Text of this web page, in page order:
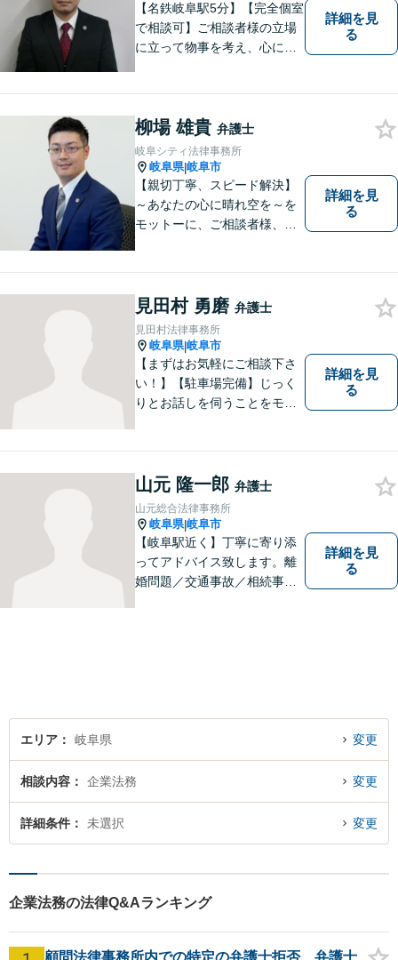
【名鉄岐阜駅5分】【完全個室
で相談可】ご相談者様の立場
に立って物事を考え、心に寄
決への第一歩です。小さな問
題から大きな問題まで、お気
軽にご相談ください。
詳細を見
る
柳場 雄貴 弁護士
岐阜シティ法律事務所
岐阜県|岐阜市
【親切丁寧、スピード解決】
～あなたの心に晴れ空を～を
モットーに、ご相談者様、依
お気軽にご相談下さい。
詳細を見
る
見田村 勇磨 弁護士
見田村法律事務所
岐阜県|岐阜市
【まずはお気軽にご相談下さ
い！】【駐車場完備】じっく
りとお話しを伺うことをモッ
詳細を見
る
山元 隆一郎 弁護士
山元総合法律事務所
岐阜県|岐阜市
【岐阜駅近く】丁寧に寄り添
ってアドバイス致します。離
婚問題／交通事故／相続事件
詳細を見
る
エリア 岐阜県 変更
相談内容 企業法務 変更
詳細条件 未選択 変更
企業法務の法律Q&Aランキング
顧問法律事務所内での特定の弁護士拒否、弁護士